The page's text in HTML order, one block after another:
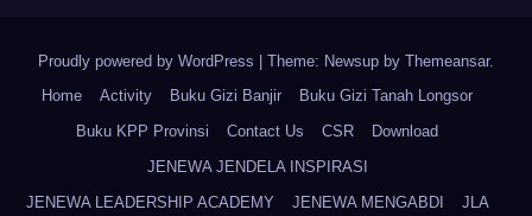
Proudly powered by WordPress Theme: Newsup by Themeansar.
Home
Activity Buku Gizi Banjir
Buku Gizi Tanah Longsor
Buku KPP Provinsi
Contact Us CSR
Download
JENEWA JENDELA INSPIRASI
JENEWA LEADERSHIP ACADEMY
JENEWA MENGABDI JLA